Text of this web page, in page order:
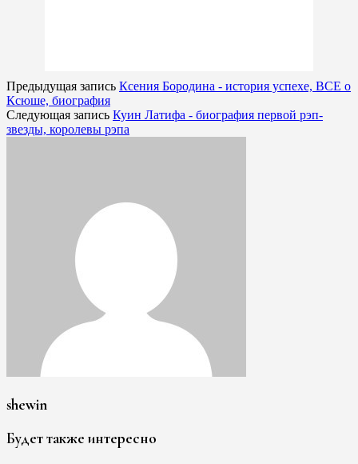
Предыдущая запись Ксения Бородина - история успехе, ВСЕ о
Ксюше, биография
Следующая запись Куин Латифа - биография первой рэп-
звезды, королевы рэпа
shewin
Будет также интересно